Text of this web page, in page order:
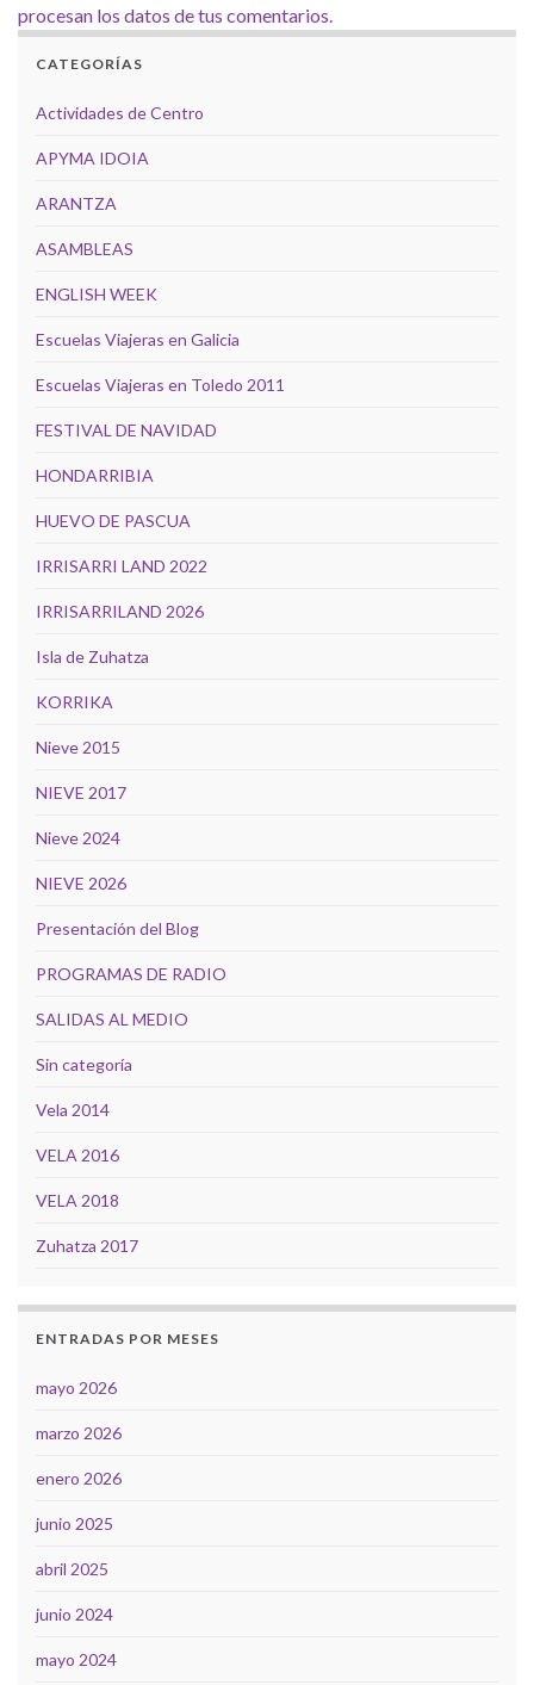
procesan los datos de tus comentarios.
CATEGORÍAS
Actividades de Centro
APYMA IDOIA
ARANTZA
ASAMBLEAS
ENGLISH WEEK
Escuelas Viajeras en Galicia
Escuelas Viajeras en Toledo 2011
FESTIVAL DE NAVIDAD
HONDARRIBIA
HUEVO DE PASCUA
IRRISARRI LAND 2022
IRRISARRILAND 2026
Isla de Zuhatza
KORRIKA
Nieve 2015
NIEVE 2017
Nieve 2024
NIEVE 2026
Presentación del Blog
PROGRAMAS DE RADIO
SALIDAS AL MEDIO
Sin categoría
Vela 2014
VELA 2016
VELA 2018
Zuhatza 2017
ENTRADAS POR MESES
mayo 2026
marzo 2026
enero 2026
junio 2025
abril 2025
junio 2024
mayo 2024